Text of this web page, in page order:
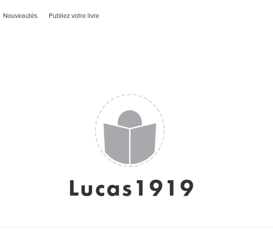
Nouveautés Publiez votre livre
Lucas1919